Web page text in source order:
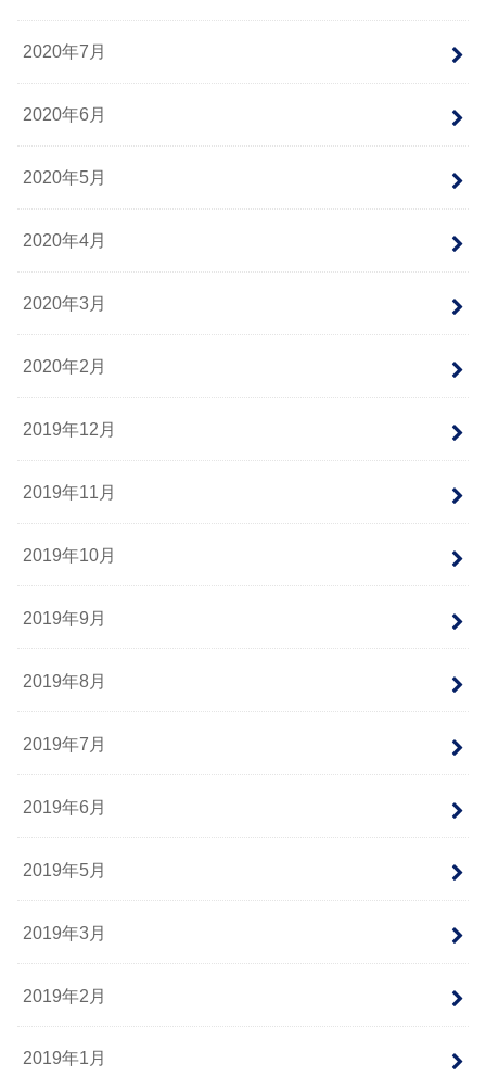
2020年7月
2020年6月
2020年5月
2020年4月
2020年3月
2020年2月
2019年12月
2019年11月
2019年10月
2019年9月
2019年8月
2019年7月
2019年6月
2019年5月
2019年3月
2019年2月
2019年1月